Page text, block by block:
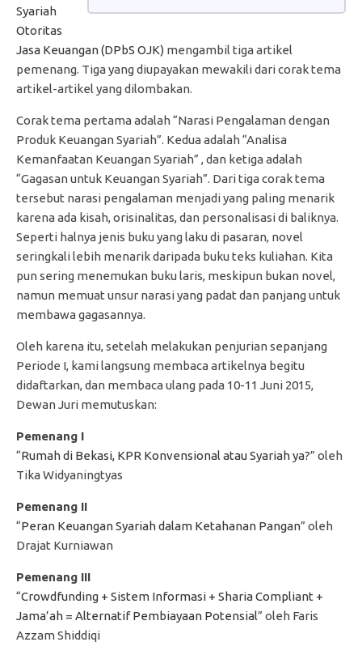
Syariah
Otoritas
Jasa Keuangan (DPbS OJK) mengambil tiga artikel
pemenang. Tiga yang diupayakan mewakili dari corak tema
artikel-artikel yang dilombakan.
Corak tema pertama adalah “Narasi Pengalaman dengan
Produk Keuangan Syariah”. Kedua adalah “Analisa
Kemanfaatan Keuangan Syariah” , dan ketiga adalah
“Gagasan untuk Keuangan Syariah”. Dari tiga corak tema
tersebut narasi pengalaman menjadi yang paling menarik
karena ada kisah, orisinalitas, dan personalisasi di baliknya.
Seperti halnya jenis buku yang laku di pasaran, novel
seringkali lebih menarik daripada buku teks kuliahan. Kita
pun sering menemukan buku laris, meskipun bukan novel,
namun memuat unsur narasi yang padat dan panjang untuk
membawa gagasannya.
Oleh karena itu, setelah melakukan penjurian sepanjang
Periode I, kami langsung membaca artikelnya begitu
didaftarkan, dan membaca ulang pada 10-11 Juni 2015,
Dewan Juri memutuskan:
Pemenang I
“Rumah di Bekasi, KPR Konvensional atau Syariah ya?” oleh
Tika Widyaningtyas
Pemenang II
“Peran Keuangan Syariah dalam Ketahanan Pangan” oleh
Drajat Kurniawan
Pemenang III
“Crowdfunding + Sistem Informasi + Sharia Compliant +
Jama’ah = Alternatif Pembiayaan Potensial” oleh Faris
Azzam Shiddiqi